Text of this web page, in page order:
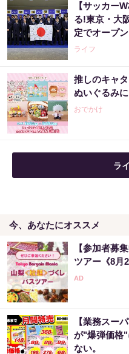
あなたの金
金運はこう
PR（合同会社デ
同じ宝くじ
い実は“ここ”
PR（合同会社デ
【サッカー
る!東京・大
定でオープン
ライフ
推しのキャ
ぬいぐるみ
おでかけ
ラ
今、あなたにオススメ
【参加者募
ツアー《8月
【業務スー
が"爆弾価格"
ない。